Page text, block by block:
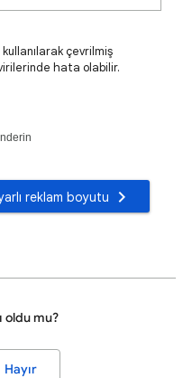
çevrilmiş
hata olabilir.
reklam boyutu
oldu mu?
Hayır